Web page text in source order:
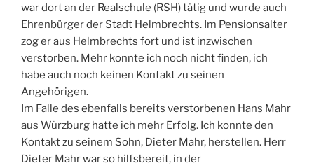
war dort an der Realschule (RSH) tätig und wurde auch
Ehrenbürger der Stadt Helmbrechts. Im Pensionsalter
zog er aus Helmbrechts fort und ist inzwischen
verstorben. Mehr konnte ich noch nicht finden, ich
habe auch noch keinen Kontakt zu seinen
Angehörigen.
Im Falle des ebenfalls bereits verstorbenen Hans Mahr
aus Würzburg hatte ich mehr Erfolg. Ich konnte den
Kontakt zu seinem Sohn, Dieter Mahr, herstellen. Herr
Dieter Mahr war so hilfsbereit, in der